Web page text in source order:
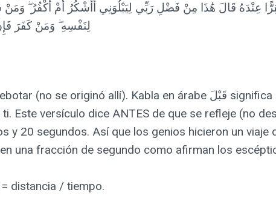
عِنْدَهُ قَالَ هَٰذَا مِنْ فَضْلِ رَبِّي لِيَبْلُوَنِي أَأَشْكُرُ أَمْ أَكْفُرُ ۖ وَمَنْ
لِنَفْسِهِ ۖ وَمَنْ كَفَرَ
Este versículo dice ANTES de que se refleje (no
y 20 segundos. Así que los genios hicieron un viaje
una fracción de segundo como afirman los
distancia / tiempo.